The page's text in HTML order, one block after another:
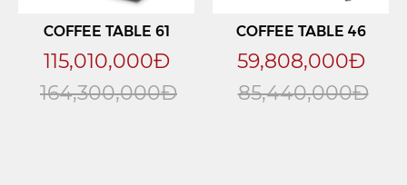
COFFEE TABLE 61
115,010,000Đ
164,300,000Đ
COFFEE TABLE 46
59,808,000Đ
85,440,000Đ